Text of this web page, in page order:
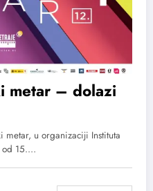
metar – dolazi
metar, u organizaciji Instituta
od 15.…